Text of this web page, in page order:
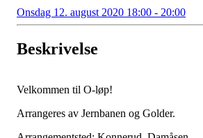
Onsdag 12. august 2020 18:00 - 20:00
Beskrivelse
Velkommen til O-løp!
Arrangeres av Jernbanen og Golder.